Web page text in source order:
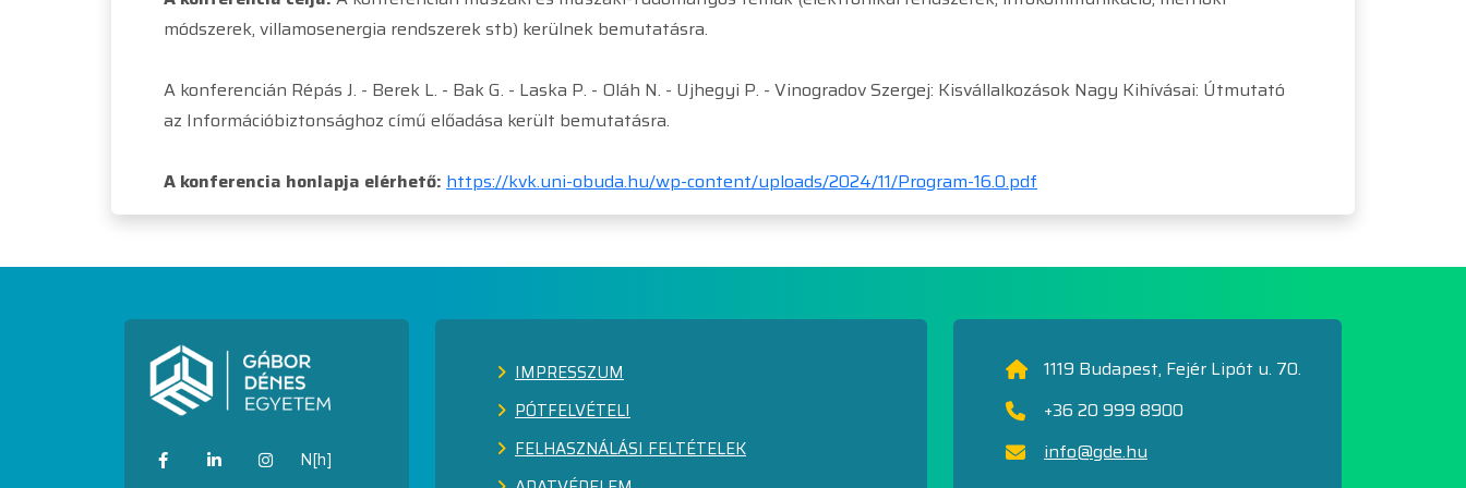
módszerek, villamosenergia rendszerek stb) kerülnek bemutatásra.
A konferencián Répás J. - Berek L. - Bak G. - Laska P. - Oláh N. - Ujhegyi P. - Vinogradov Szergej: Kisvállalkozások Nagy Kihívásai: Útmutató
az Információbiztonsághoz című előadása került bemutatásra.
A konferencia honlapja elérhető: https://kvk.uni-obuda.hu/wp-content/uploads/2024/11/Program-16.0.pdf
N[h]
IMPRESSZUM
PÓTFELVÉTELI
FELHASZNÁLÁSI FELTÉTELEK
1119 Budapest, Fejér Lipót u. 70.
+36 20 999 8900
info@gde.hu